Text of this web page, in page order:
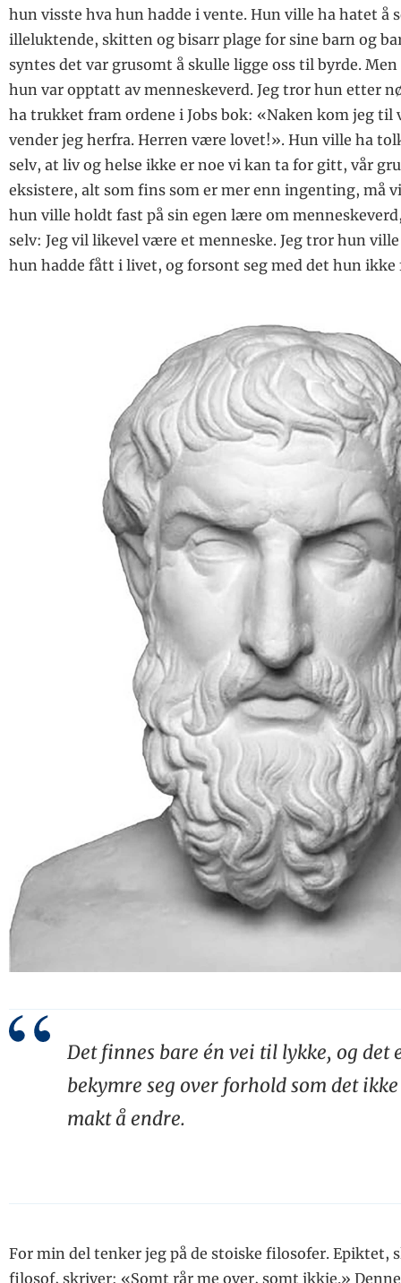
hun visste hva hun hadde i vente. Hun ville ha hatet å
illeluktende, skitten og bisarr plage for sine barn og
syntes det var grusomt å skulle ligge oss til byrde.
hun var opptatt av menneskeverd. Jeg tror hun etter
ha trukket fram ordene i Jobs bok: «Naken kom jeg til
vender jeg herfra. Herren være lovet!». Hun ville ha
selv, at liv og helse ikke er noe vi kan ta for gitt, vår
eksistere, alt som fins som er mer enn ingenting, må
hun ville holdt fast på sin egen lære om
selv: Jeg vil likevel være et menneske. Jeg tror hun
hun hadde fått i livet, og forsont seg med det hun
Det finnes bare én vei til lykke, og det
bekymre seg over forhold som det
makt å endre.
For min del tenker jeg på de stoiske filosofer. Epiktet,
filosof, skriver: «Somt rår me over, somt ikkje.»